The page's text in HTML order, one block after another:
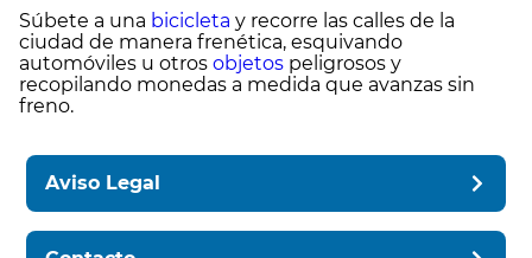
Súbete a una bicicleta y recorre las calles de la
ciudad de manera frenética, esquivando
automóviles u otros objetos peligrosos y
recopilando monedas a medida que avanzas sin
freno.
Aviso Legal